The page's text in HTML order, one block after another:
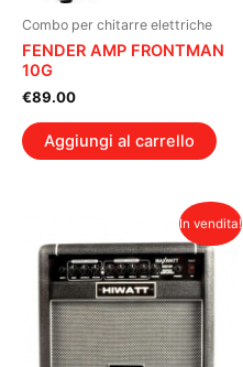
Combo per chitarre elettriche
FENDER AMP FRONTMAN
10G
€89.00
Aggiungi al carrello
In vendita!